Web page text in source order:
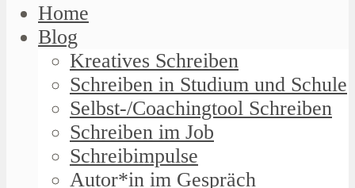
Home
Blog
Kreatives Schreiben
Schreiben in Studium und Schule
Selbst-/Coachingtool Schreiben
Schreiben im Job
Schreibimpulse
Autor*in im Gespräch